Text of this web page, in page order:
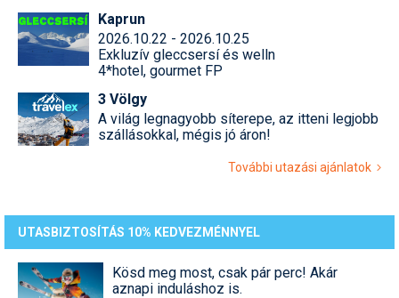
Kaprun
2026.10.22 - 2026.10.25
Exkluzív gleccsersí és welln
4*hotel, gourmet FP
3 Völgy
A világ legnagyobb síterepe, az itteni legjobb
szállásokkal, mégis jó áron!
További utazási ajánlatok
UTASBIZTOSÍTÁS 10% KEDVEZMÉNNYEL
Kösd meg most, csak pár perc! Akár
aznapi induláshoz is.